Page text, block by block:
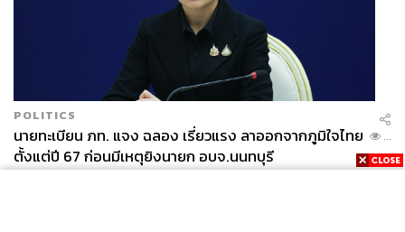
POLITICS
นายทะเบียน ภท. แจง ฉลอง เรี่ยวแรง ลาออกจากภูมิใจไทย
ตั้งแต่ปี 67 ก่อนมีเหตุยิงนายก อบจ.นนทบุรี
...